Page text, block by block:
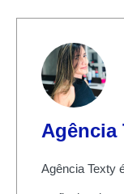
Agência
Agência Texty